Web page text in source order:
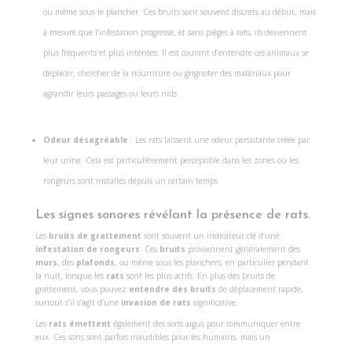
ou même sous le plancher. Ces bruits sont souvent discrets au début, mais
à mesure que l’infestation progresse, et sans pièges à rats, ils deviennent
plus fréquents et plus intenses. Il est courant d’entendre ces animaux se
déplacer, chercher de la nourriture ou grignoter des matériaux pour
agrandir leurs passages ou leurs nids
Odeur désagréable : Les rats laissent une odeur persistante créée par
leur urine. Cela est particulièrement perceptible dans les zones où les
rongeurs sont installés depuis un certain temps.
Les signes sonores révélant la présence de rats.
Les bruits de grattement sont souvent un indicateur clé d’une
infestation de rongeurs. Ces bruits proviennent généralement des
murs, des plafonds, ou même sous les planchers, en particulier pendant
la nuit, lorsque les rats sont les plus actifs. En plus des bruits de
grattement, vous pouvez entendre des bruits de déplacement rapide,
surtout s’il s’agit d’une invasion de rats significative.
Les rats émettent également des sons aigus pour communiquer entre
eux. Ces sons sont parfois inaudibles pour les humains, mais un